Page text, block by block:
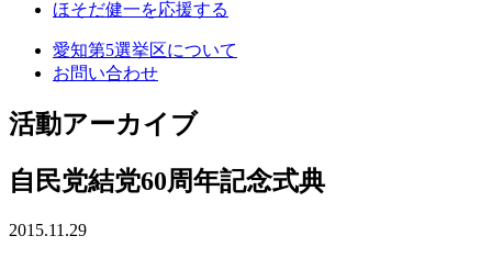
ほそだ健一を応援する
愛知第5選挙区について
お問い合わせ
活動アーカイブ
自民党結党60周年記念式典
2015.11.29